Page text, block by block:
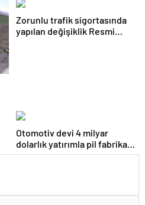
Zorunlu trafik sigortasında
yapılan değişiklik Resmi
Otomotiv devi 4 milyar
dolarlık yatırımla pil fabrikası
kuracak